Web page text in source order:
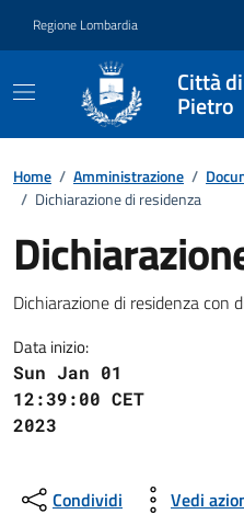
Regione Lombardia
Città
Pietro
Dettagli del
Home / Amministrazione /
/ Dichiarazione di residenza
Dichiarazione di residenza con
Data inizio:
Sun Jan 01
12:39:00 CET
2023
Condividi Vedi